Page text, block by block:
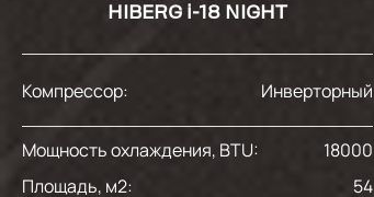
HIBERG i-18 NIGHT
Компрессор: Инверторный
Мощность охлаждения, BTU:
18000
Площадь, м2:
54